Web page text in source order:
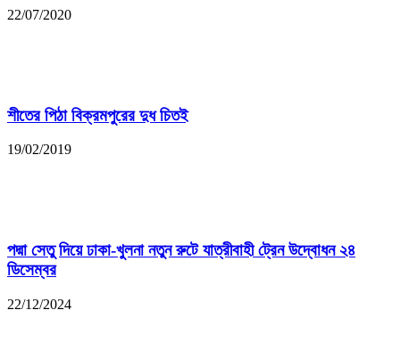
22/07/2020
শীতের পিঠা বিক্রমপুরের দুধ চিতই
19/02/2019
পদ্মা সেতু দিয়ে ঢাকা-খুলনা নতুন রুটে যাত্রীবাহী ট্রেন উদ্বোধন ২৪
ডিসেম্বর
22/12/2024